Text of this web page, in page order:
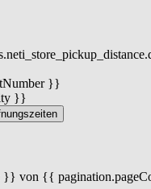
}}
}}
}} von {{